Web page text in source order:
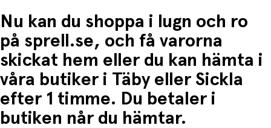
Nu kan du shoppa i lugn och ro
på sprell.se, och få varorna
skickat hem eller du kan hämta i
våra butiker i Täby eller Sickla
efter 1 timme. Du betaler i
butiken når du hämtar.